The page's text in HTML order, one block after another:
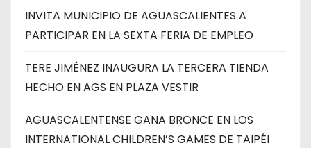
INVITA MUNICIPIO DE AGUASCALIENTES A
PARTICIPAR EN LA SEXTA FERIA DE EMPLEO
TERE JIMÉNEZ INAUGURA LA TERCERA TIENDA
HECHO EN AGS EN PLAZA VESTIR
AGUASCALENTENSE GANA BRONCE EN LOS
INTERNATIONAL CHILDREN’S GAMES DE TAIPÉI